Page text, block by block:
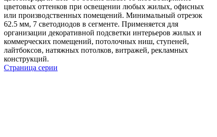
цветовых оттенков при освещении любых жилых, офисных
или производственных помещений. Минимальный отрезок
62.5 мм, 7 светодиодов в сегменте. Применяется для
организации декоративной подсветки интерьеров жилых и
коммерческих помещений, потолочных ниш, ступеней,
лайтбоксов, натяжных потолков, витражей, рекламных
конструкций.
Страница серии